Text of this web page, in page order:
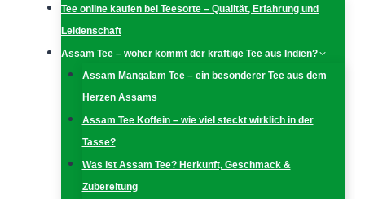
Tee online kaufen bei Teesorte – Qualität, Erfahrung und
Leidenschaft
Assam Tee – woher kommt der kräftige Tee aus Indien?
Assam Mangalam Tee – ein besonderer Tee aus dem
Herzen Assams
Assam Tee Koffein – wie viel steckt wirklich in der
Tasse?
Was ist Assam Tee? Herkunft, Geschmack &
Zubereitung